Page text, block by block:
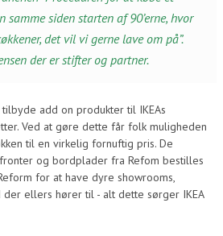
siden starten af 90’erne, hvor
det vil vi gerne lave om på”.
der er stifter og partner.
add on produkter til IKEAs
Ved at gøre dette får folk muligheden
til en virkelig fornuftig pris. De
og bordplader fra Refom bestilles
for at have dyre showrooms,
der ellers hører til - alt dette sørger IKEA